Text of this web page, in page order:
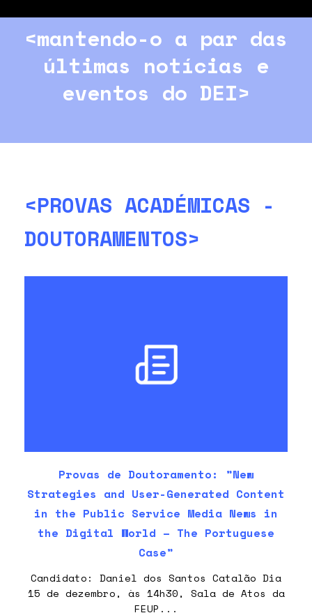
<mantendo-o a par das
últimas notícias e
eventos do DEI>
<PROVAS ACADÉMICAS -
DOUTORAMENTOS>
Provas de Doutoramento: ”New
Strategies and User-Generated Content
in the Public Service Media News in
the Digital World – The Portuguese
Case”
Candidato: Daniel dos Santos Catalão Dia
15 de dezembro, às 14h30, Sala de Atos da
FEUP...